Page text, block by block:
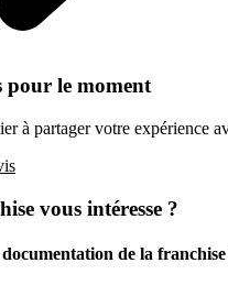
pour le moment
à partager votre expérience
vous intéresse ?
de la franchise